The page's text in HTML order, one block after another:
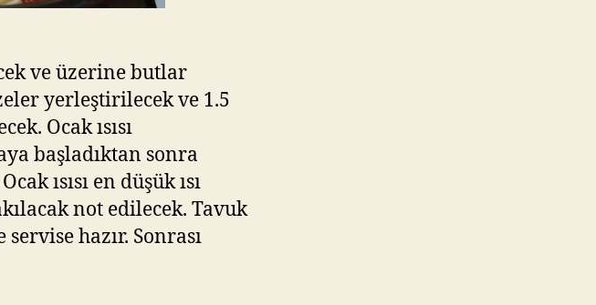
ve üzerine butlar
yerleştirilecek ve 1.5
Ocak ısısı
başladıktan sonra
ısısı en düşük ısı
not edilecek. Tavuk
hazır. Sonrası